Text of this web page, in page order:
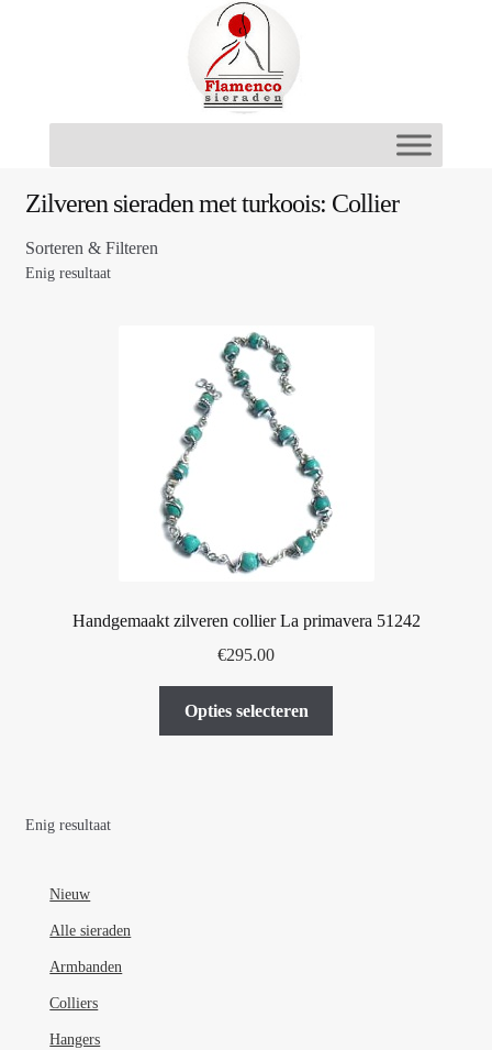
Zilveren sieraden met turkoois: Collier
Sorteren & Filteren
Enig resultaat
Handgemaakt zilveren collier La primavera 51242
€295.00
Opties selecteren
Enig resultaat
Nieuw
Alle sieraden
Armbanden
Colliers
Hangers